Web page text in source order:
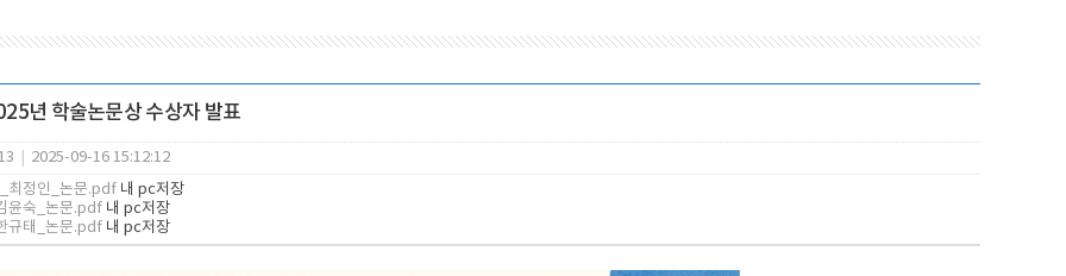
년 학술논문상 수상자 발표
2025-09-16 15:12:12
최정인_논문.pdf 내 pc저장
윤숙_논문.pdf 내 pc저장
규태_논문.pdf 내 pc저장